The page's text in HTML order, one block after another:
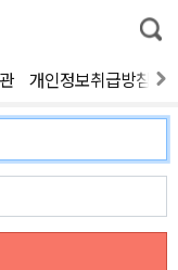
통
합
색
개인정보취급방침